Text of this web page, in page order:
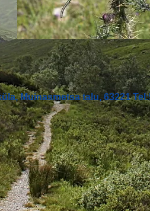
Muinasmetsa talu, 63221